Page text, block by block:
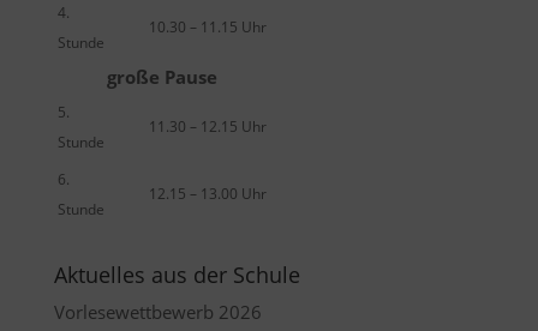
4.
Stunde
10.30 – 11.15 Uhr
große Pause
5.
Stunde
11.30 – 12.15 Uhr
6.
Stunde
12.15 – 13.00 Uhr
Aktuelles aus der Schule
Vorlesewettbewerb 2026